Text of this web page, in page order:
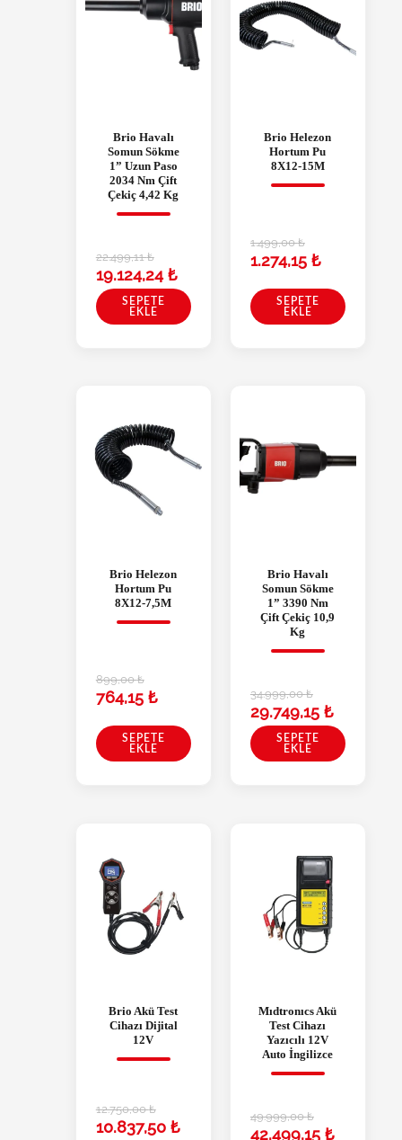
Brio Havalı
Somun Sökme
1” Uzun Paso
2034 Nm Çift
Çekiç 4,42 Kg
22.499,11₺
19.124,24₺
SEPETE
EKLE
Brio Helezon
Hortum Pu
8X12-15M
1.499,00₺
1.274,15 ₺
SEPETE
EKLE
Brio Helezon
Hortum Pu
8X12-7,5M
899,00₺
764,15 ₺
SEPETE
EKLE
Brio Havalı
Somun Sökme
1” 3390 Nm
Çift Çekiç 10,9
Kg
34.999,00₺
29.749,15 ₺
SEPETE
EKLE
Brio Akü Test
Cihazı Dijital
12V
12.750,00₺
10.837,50 ₺
Mıdtronıcs Akü
Test Cihazı
Yazıcılı 12V
Auto İngilizce
49.999,00₺
42.499,15 ₺